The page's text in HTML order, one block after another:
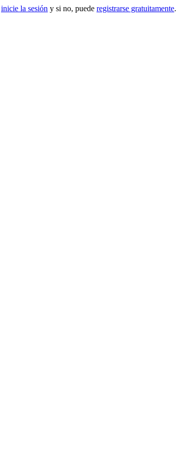
inicie la sesión y si no, puede registrarse gratuitamente.